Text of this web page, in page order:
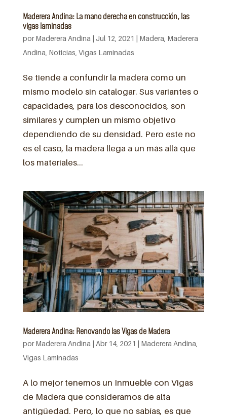
Maderera Andina: La mano derecha en construcción, las
vigas laminadas
porMaderera Andina | Jul 12, 2021 | Madera Maderera
Andina Noticias Vigas Laminadas
Se tiende a confundir la madera como un
mismo modelo sin catalogar. Sus variantes o
capacidades, para los desconocidos, son
similares y cumplen un mismo objetivo
dependiendo de su densidad. Pero este no
es el caso, la madera llega a un más allá que
los materiales...
Maderera Andina: Renovando las Vigas de Madera
porMaderera Andina | Abr 14, 2021 | Maderera Andina
Vigas Laminadas
A lo mejor tenemos un Inmueble con Vigas
de Madera que consideramos de alta
antigüedad. Pero, lo que no sabías, es que